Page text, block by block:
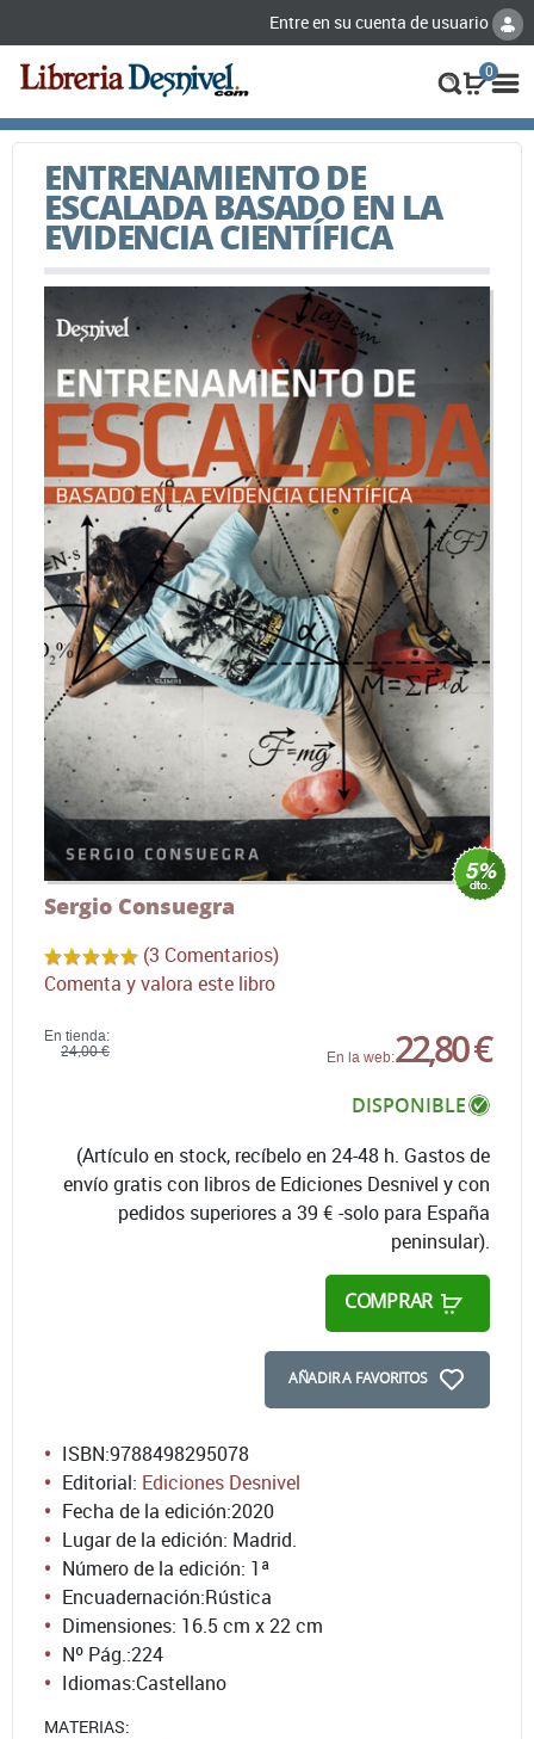
Entre en su cuenta de usuario
0
ENTRENAMIENTO DE
ESCALADA BASADO EN LA
EVIDENCIA CIENTÍFICA
Sergio Consuegra
(3 Comentarios)
Comenta y valora este libro
En tienda:
24,00 €
En la web:22,80 €
DISPONIBLE
(Artículo en stock, recíbelo en 24-48 h. Gastos de
envío gratis con libros de Ediciones Desnivel y con
pedidos superiores a 39 € -solo para España
peninsular).
COMPRAR
AÑADIR A FAVORITOS
ISBN:9788498295078
Editorial: Ediciones Desnivel
Fecha de la edición:2020
Lugar de la edición: Madrid.
Número de la edición: 1ª
Encuadernación:Rústica
Dimensiones: 16.5 cm x 22 cm
Nº Pág.:224
Idiomas:Castellano
MATERIAS: